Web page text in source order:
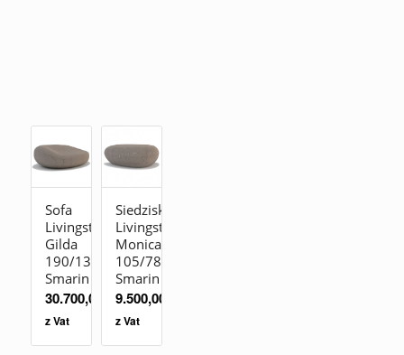
Sofa
Livingstones
Gilda
190/138/70
Smarin
30.700,00
z Vat
Siedzisko
Livingstones
Monica
105/78/40
Smarin
9.500,00
z Vat